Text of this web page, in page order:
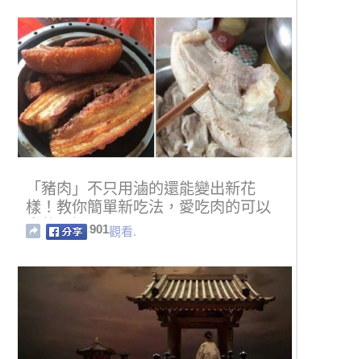
「豬肉」不只用滷的還能變出新花
樣！教你簡單新吃法，愛吃肉的可以
大飽口福了～～
901觀看.